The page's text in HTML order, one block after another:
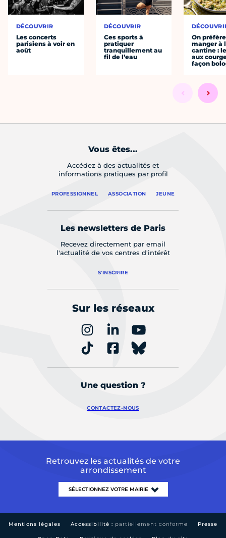
DÉCOUVRIR
Les concerts
parisiens à voir en
août
DÉCOUVRIR
Ces sports à
pratiquer
tranquillement au
fil de l’eau
On préfère
manger à
cantine :
aux
façon
Vous êtes...
Accédez à des actualités et
informations pratiques par profil
PROFESSIONNEL ASSOCIATION JEUNE
Les newsletters de Paris
Recevez directement par email
l'actualité de vos centres d'intérêt
S'INSCRIRE
Sur les réseaux
Une question ?
CONTACTEZ-NOUS
Retrouvez les actualités de votre
arrondissement
Mentions légales Accessibilité : partiellement conforme Presse